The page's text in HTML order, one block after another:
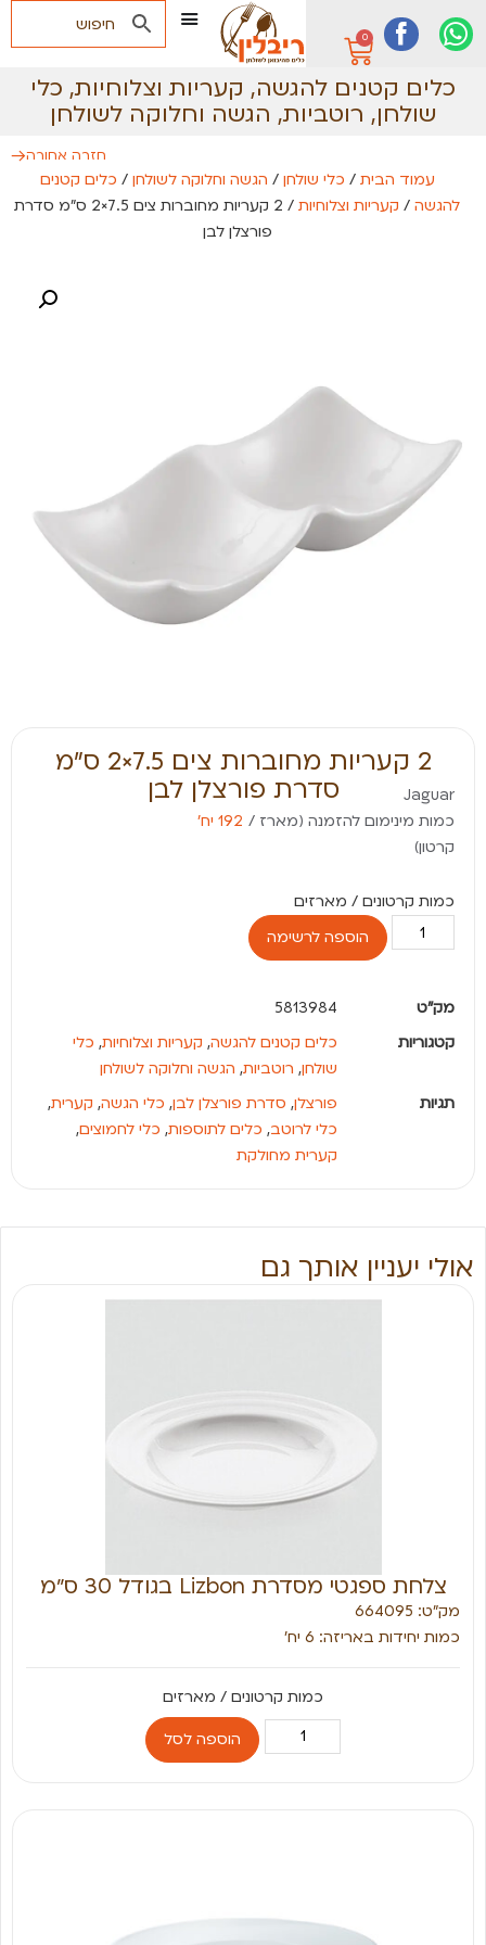
0
כלים קטנים להגשה, קעריות וצלוחיות, כלי
שולחן, רוטביות, הגשה וחלוקה לשולחן
עמוד הבית / כלי שולחן / הגשה וחלוקה לשולחן / כלים קטנים
להגשה / קעריות וצלוחיות
/ 2 קעריות מחוברות צים 7.5×2 ס"מ סדרת
פורצלן לבן
חזרה אחורה
2 קעריות מחוברות צים 7.5×2 ס"מ
סדרת פורצלן לבן
Jaguar
כמות מינימום להזמנה (מארז /
קרטון)
192 יח׳
הוספה לרשימה
מק"ט
5813984
קטגוריות
כלים קטנים להגשה, קעריות וצלוחיות, כלי
שולחן, רוטביות, הגשה וחלוקה לשולחן
תגיות
פורצלן, סדרת פורצלן לבן, כלי הגשה, קערית,
כלי לרוטב, כלים לתוספות, כלי לחמוצים,
קערית מחולקת
אולי יעניין אותך גם
צלחת ספגטי מסדרת Lizbon בגודל 30 ס״מ
מק״ט: 664095
כמות יחידות באריזה: 6 יח׳
הוספה לסל